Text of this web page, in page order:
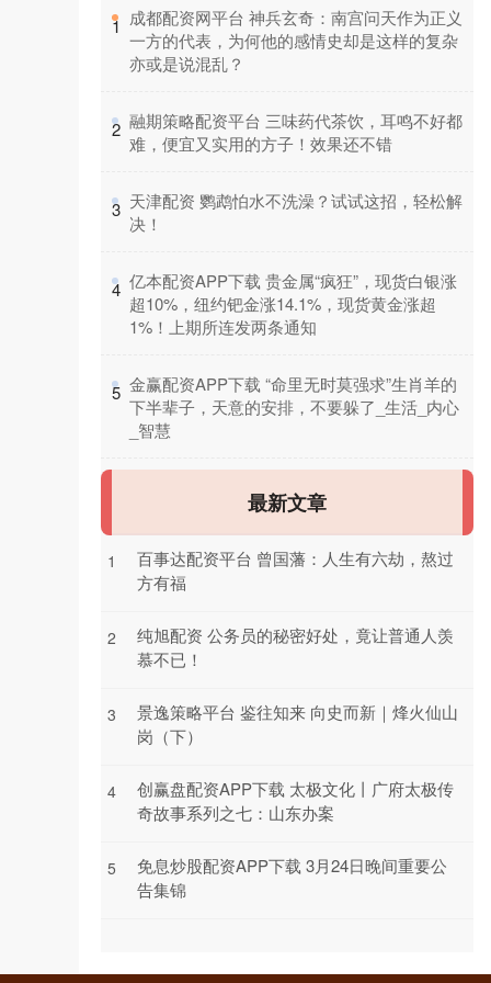
1 ​成都配资网平台 神兵玄奇：南宫问天作为正义
一方的代表，为何他的感情史却是这样的复杂
亦或是说混乱？
2 ​融期策略配资平台 三味药代茶饮，耳鸣不好都
难，便宜又实用的方子！效果还不错
3 ​天津配资 鹦鹉怕水不洗澡？试试这招，轻松解
决！
4 ​亿本配资APP下载 贵金属“疯狂”，现货白银涨
超10%，纽约钯金涨14.1%，现货黄金涨超
1%！上期所连发两条通知
5 ​金赢配资APP下载 “命里无时莫强求”生肖羊的
下半辈子，天意的安排，不要躲了_生活_内心
_智慧
最新文章
1
百事达配资平台 曾国藩：人生有六劫，熬过
方有福
2
纯旭配资 公务员的秘密好处，竟让普通人羡
慕不已！
3
景逸策略平台 鉴往知来 向史而新｜烽火仙山
岗（下）
4
创赢盘配资APP下载 太极文化丨广府太极传
奇故事系列之七：山东办案
5
免息炒股配资APP下载 3月24日晚间重要公
告集锦